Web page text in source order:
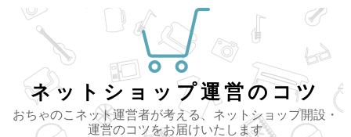
Skip
ネットショップ運営のコツ
おちゃのこネット運営者が考える、ネットショップ開設・
運営のコツをお届けいたします